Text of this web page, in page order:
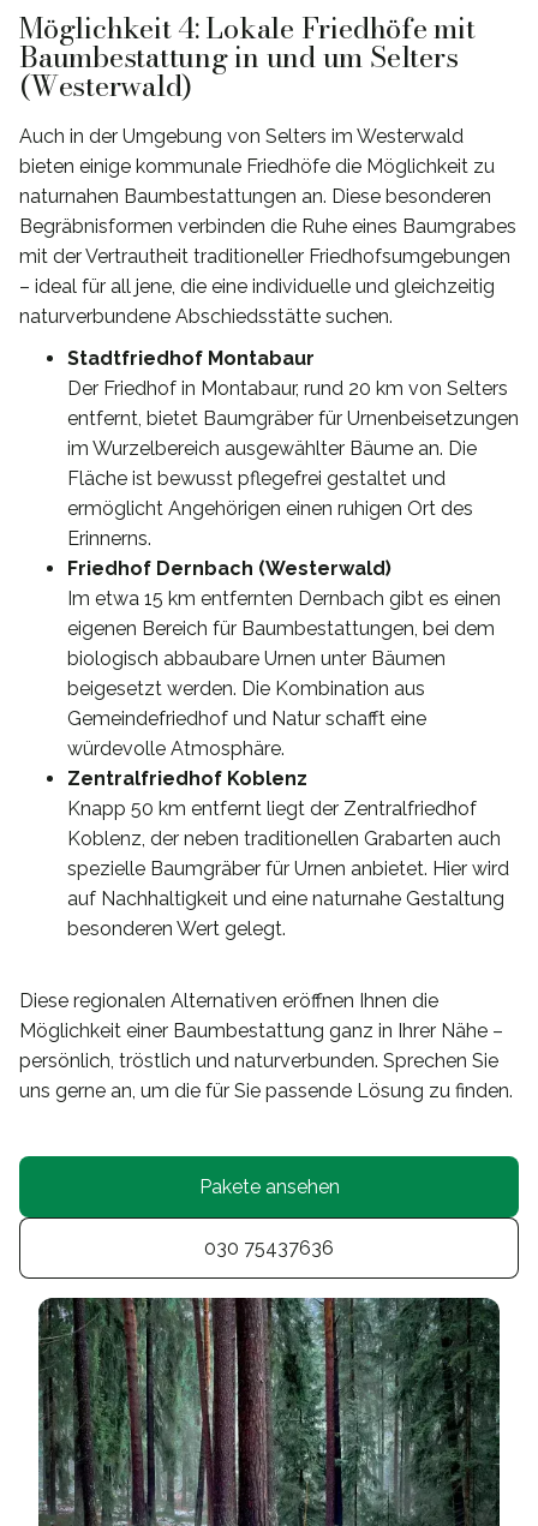
Möglichkeit 4: Lokale Friedhöfe mit
Baumbestattung in und um Selters
(Westerwald)
Auch in der Umgebung von Selters im Westerwald
bieten einige kommunale Friedhöfe die Möglichkeit zu
naturnahen Baumbestattungen an. Diese besonderen
Begräbnisformen verbinden die Ruhe eines Baumgrabes
mit der Vertrautheit traditioneller Friedhofsumgebungen
– ideal für all jene, die eine individuelle und gleichzeitig
naturverbundene Abschiedsstätte suchen.
Stadtfriedhof Montabaur
Der Friedhof in Montabaur, rund 20 km von Selters
entfernt, bietet Baumgräber für Urnenbeisetzungen
im Wurzelbereich ausgewählter Bäume an. Die
Fläche ist bewusst pflegefrei gestaltet und
ermöglicht Angehörigen einen ruhigen Ort des
Erinnerns.
Friedhof Dernbach (Westerwald)
Im etwa 15 km entfernten Dernbach gibt es einen
eigenen Bereich für Baumbestattungen, bei dem
biologisch abbaubare Urnen unter Bäumen
beigesetzt werden. Die Kombination aus
Gemeindefriedhof und Natur schafft eine
würdevolle Atmosphäre.
Zentralfriedhof Koblenz
Knapp 50 km entfernt liegt der Zentralfriedhof
Koblenz, der neben traditionellen Grabarten auch
spezielle Baumgräber für Urnen anbietet. Hier wird
auf Nachhaltigkeit und eine naturnahe Gestaltung
besonderen Wert gelegt.
Diese regionalen Alternativen eröffnen Ihnen die
Möglichkeit einer Baumbestattung ganz in Ihrer Nähe –
persönlich, tröstlich und naturverbunden. Sprechen Sie
uns gerne an, um die für Sie passende Lösung zu finden.
Pakete ansehen
030 75437636